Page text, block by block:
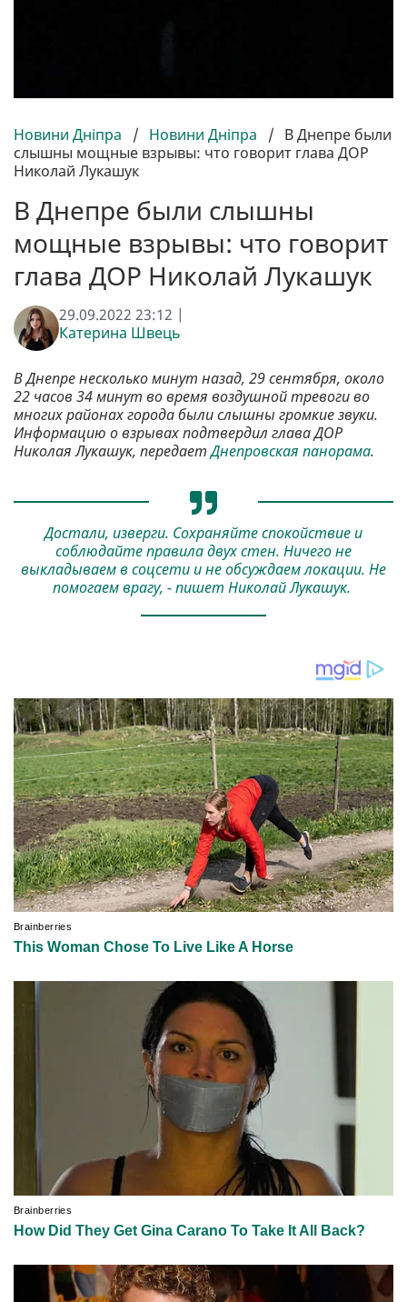
Новини Дніпра / Новини Дніпра / В Днепре были
слышны мощные взрывы: что говорит глава ДОР
Николай Лукашук
В Днепре были слышны
мощные взрывы: что говорит
глава ДОР Николай Лукашук
29.09.2022 23:12 |
Катерина Швець
В Днепре несколько минут назад, 29 сентября, около
22 часов 34 минут во время воздушной тревоги во
многих районах города были слышны громкие звуки.
Информацию о взрывах подтвердил глава ДОР
Николая Лукашук, передаетДнепровская панорама.
Достали, изверги. Сохраняйте спокойствие и
соблюдайте правила двух стен. Ничего не
выкладываем в соцсети и не обсуждаем локации. Не
помогаем врагу, - пишет Николай Лукашук.